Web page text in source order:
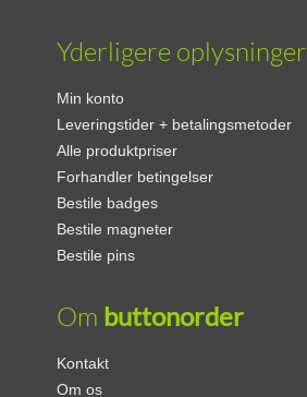
Yderligere oplysninger
Min konto
Leveringstider + betalingsmetoder
Alle produktpriser
Forhandler betingelser
Bestile badges
Bestile magneter
Bestile pins
Om buttonorder
Kontakt
Om os